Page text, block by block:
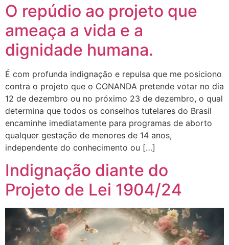
O repúdio ao projeto que
ameaça a vida e a
dignidade humana.
É com profunda indignação e repulsa que me posiciono
contra o projeto que o CONANDA pretende votar no dia
12 de dezembro ou no próximo 23 de dezembro, o qual
determina que todos os conselhos tutelares do Brasil
encaminhe imediatamente para programas de aborto
qualquer gestação de menores de 14 anos,
independente do conhecimento ou […]
Indignação diante do
Projeto de Lei 1904/24